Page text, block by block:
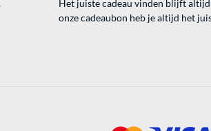
Het juiste cadeau vinden blijft
onze cadeaubon heb je altijd het